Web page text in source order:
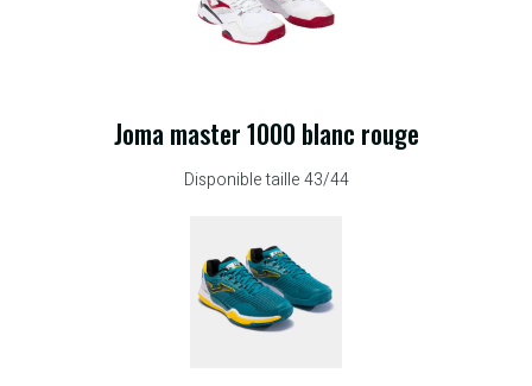
Joma master 1000 blanc rouge
Disponible taille 43/44